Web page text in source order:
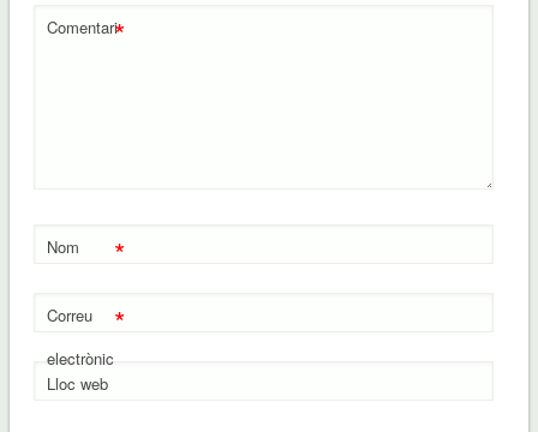
Comentari*
Nom *
Correu
electrònic
*
Lloc web